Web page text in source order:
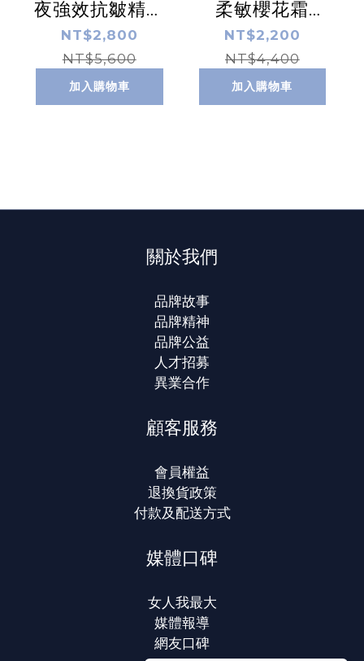
夜強效抗皺精華
乳 60ml
NT$2,800
NT$5,600
加入購物車
柔敏櫻花霜
50ml
NT$2,200
NT$4,400
加入購物車
關於我們
品牌故事
品牌精神
品牌公益
人才招募
異業合作
顧客服務
會員權益
退換貨政策
付款及配送方式
媒體口碑
女人我最大
媒體報導
網友口碑